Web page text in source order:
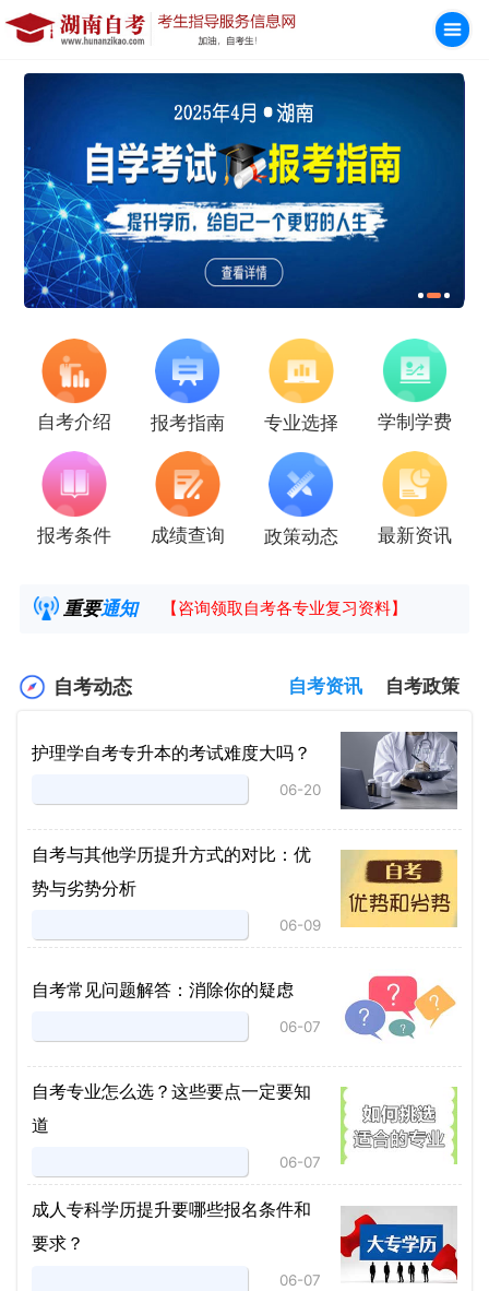
自考介绍 报考指南 专业选择 学制学费
报考条件 成绩查询 政策动态 最新资讯
重要通知
2025年4月湖南自考课程安排及教材目录已
【咨询领取自考各专业复习资料】
自考动态 自考资讯 自考政策
护理学自考专升本的考试难度大吗？
06-20
自考与其他学历提升方式的对比：优
势与劣势分析
06-09
自考常见问题解答：消除你的疑虑
06-07
自考专业怎么选？这些要点一定要知
道
06-07
成人专科学历提升要哪些报名条件和
要求？
06-07